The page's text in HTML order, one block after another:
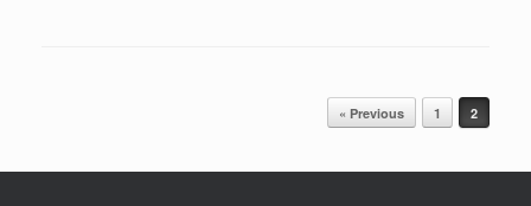
« Previous 1 2